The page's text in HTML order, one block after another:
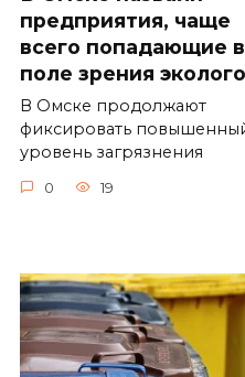
предприятия, чаще
всего попадающие в
поле зрения
В Омске продолжают
фиксировать
уровень загрязнения
0 19